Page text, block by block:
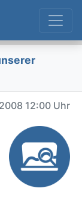
12:00 Uhr